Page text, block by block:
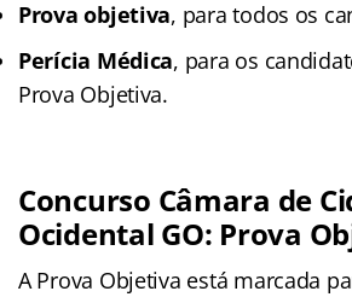
Prova objetiva, para todos os
Perícia Médica, para os
Prova Objetiva.
Concurso Câmara de
Ocidental GO: Prova
A Prova Objetiva está marcada